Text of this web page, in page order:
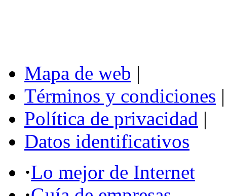
Mapa de web |
Términos y condiciones |
Política de privacidad |
Datos identificativos
·Lo mejor de Internet